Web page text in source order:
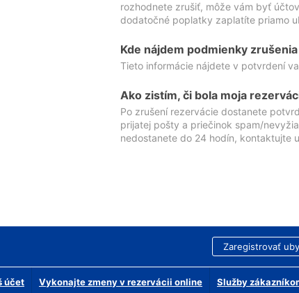
rozhodnete zrušiť, môže vám byť
dodatočné poplatky zaplatíte priamo
Kde nájdem podmienky
Tieto informácie nájdete v potvrdení
Ako zistím, či bola moja
Po zrušení rezervácie dostanete
prijatej pošty a priečinok spam/
nedostanete do 24 hodín, kontaktujte
Zaregistrovať
účet Vykonajte zmeny v rezervácii online Služby